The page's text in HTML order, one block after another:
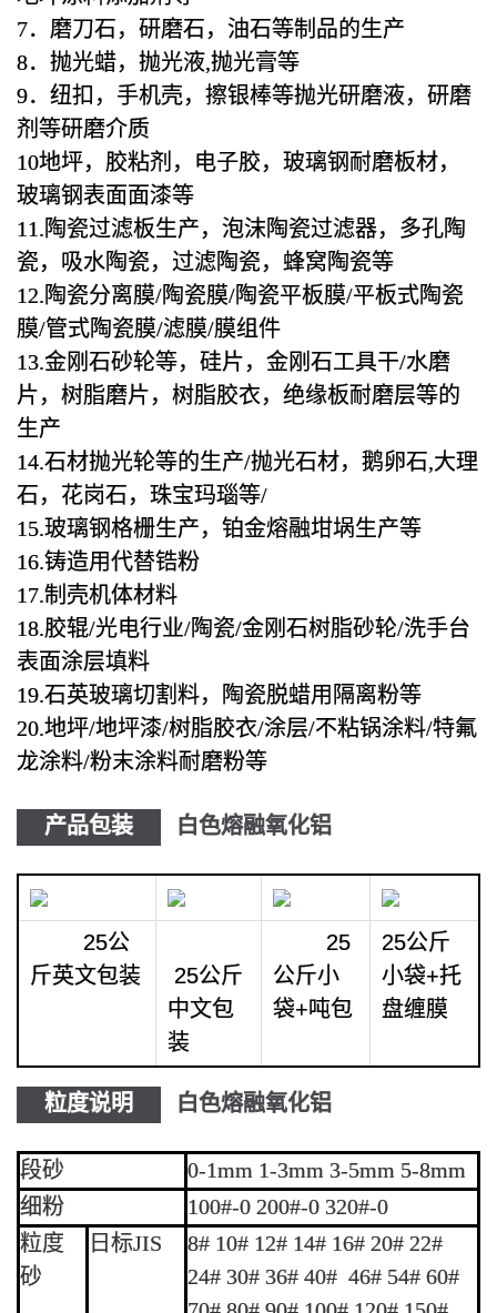
7．磨刀石，研磨石，油石等制品的生产
8．抛光蜡，抛光液,抛光膏等
9．纽扣，手机壳，擦银棒等抛光研磨液，研磨
剂等研磨介质
10地坪，胶粘剂，电子胶，玻璃钢耐磨板材，
玻璃钢表面面漆等
11.陶瓷过滤板生产，泡沫陶瓷过滤器，多孔陶
瓷，吸水陶瓷，过滤陶瓷，蜂窝陶瓷等
12.陶瓷分离膜/陶瓷膜/陶瓷平板膜/平板式陶瓷
膜/管式陶瓷膜/滤膜/膜组件
13.金刚石砂轮等，硅片，金刚石工具干/水磨
片，树脂磨片，树脂胶衣，绝缘板耐磨层等的
生产
14.石材抛光轮等的生产/抛光石材，鹅卵石,大理
石，花岗石，珠宝玛瑙等/
15.玻璃钢格栅生产，铂金熔融坩埚生产等
16.铸造用代替锆粉
17.制壳机体材料
18.胶辊/光电行业/陶瓷/金刚石树脂砂轮/洗手台
表面涂层填料
19.石英玻璃切割料，陶瓷脱蜡用隔离粉等
20.地坪/地坪漆/树脂胶衣/涂层/不粘锅涂料/特氟
龙涂料/粉末涂料耐磨粉等
产品包装 白色熔融氧化铝
25公
斤英文包装
25公斤
中文包
装
25
公斤小
袋+吨包
25公斤
小袋+托
盘缠膜
粒度说明 白色熔融氧化铝
段砂
0-1mm 1-3mm 3-5mm 5-8mm
细粉
100#-0 200#-0 320#-0
粒度
砂
日标JIS
8# 10# 12# 14# 16# 20# 22#
24# 30# 36# 40# 46# 54# 60#